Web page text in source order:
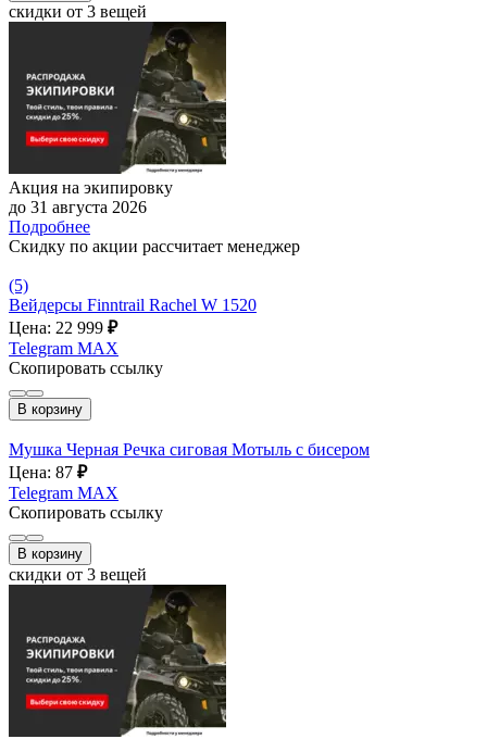
скидки от 3 вещей
Акция на экипировку
до 31 августа 2026
Подробнее
Скидку по акции рассчитает менеджер
(5)
Вейдерсы Finntrail Rachel W 1520
Цена: 22 999 ₽
Telegram MAX
Скопировать ссылку
В корзину
Мушка Черная Речка сиговая Мотыль с бисером
Цена: 87 ₽
Telegram MAX
Скопировать ссылку
В корзину
скидки от 3 вещей